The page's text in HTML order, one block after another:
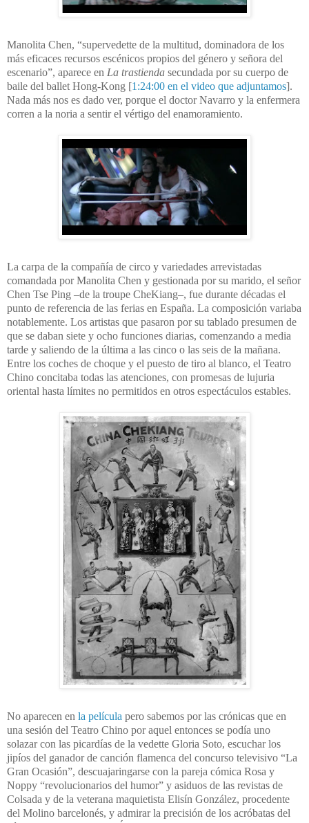
Manolita Chen, “supervedette de la multitud, dominadora de los
más eficaces recursos escénicos propios del género y señora del
escenario”, aparece en La trastienda secundada por su cuerpo de
baile del ballet Hong-Kong [1:24:00 en el video que adjuntamos].
Nada más nos es dado ver, porque el doctor Navarro y la enfermera
corren a la noria a sentir el vértigo del enamoramiento.
La carpa de la compañía de circo y variedades arrevistadas
comandada por Manolita Chen y gestionada por su marido, el señor
Chen Tse Ping –de la troupe CheKiang–, fue durante décadas el
punto de referencia de las ferias en España. La composición variaba
notablemente. Los artistas que pasaron por su tablado presumen de
que se daban siete y ocho funciones diarias, comenzando a media
tarde y saliendo de la última a las cinco o las seis de la mañana.
Entre los coches de choque y el puesto de tiro al blanco, el Teatro
Chino concitaba todas las atenciones, con promesas de lujuria
oriental hasta límites no permitidos en otros espectáculos estables.
No aparecen en la película pero sabemos por las crónicas que en
una sesión del Teatro Chino por aquel entonces se podía uno
solazar con las picardías de la vedette Gloria Soto, escuchar los
jipíos del ganador de canción flamenca del concurso televisivo “La
Gran Ocasión”, descuajaringarse con la pareja cómica Rosa y
Noppy “revolucionarios del humor” y asiduos de las revistas de
Colsada y de la veterana maquietista Elisín González, procedente
del Molino barcelonés, y admirar la precisión de los acróbatas del